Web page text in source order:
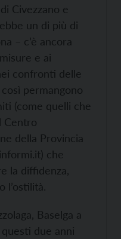
Civezzano e
un di più di
– c’è ancora
e ai
confronti delle
permangono
(come quelli che
Centro
della Provincia
che
la diffidenza,
l’ostilità.
Baselga a
due anni